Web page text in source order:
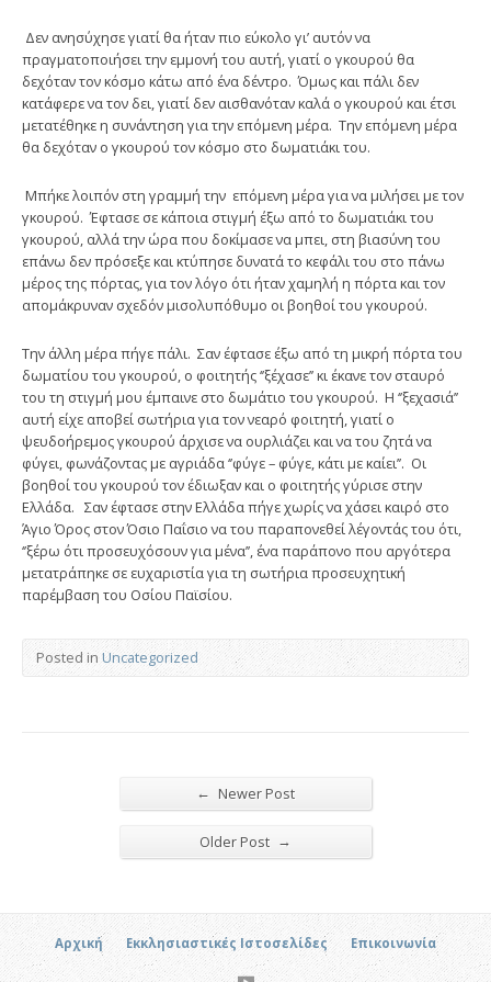
Δεν ανησύχησε γιατί θα ήταν πιο εύκολο γι’ αυτόν να
πραγματοποιήσει την εμμονή του αυτή, γιατί ο γκουρού θα
δεχόταν τον κόσμο κάτω από ένα δέντρο. Όμως και πάλι δεν
κατάφερε να τον δει, γιατί δεν αισθανόταν καλά ο γκουρού και έτσι
μετατέθηκε η συνάντηση για την επόμενη μέρα. Την επόμενη μέρα
θα δεχόταν ο γκουρού τον κόσμο στο δωματιάκι του.
Μπήκε λοιπόν στη γραμμή την επόμενη μέρα για να μιλήσει με τον
γκουρού. Έφτασε σε κάποια στιγμή έξω από το δωματιάκι του
γκουρού, αλλά την ώρα που δοκίμασε να μπει, στη βιασύνη του
επάνω δεν πρόσεξε και κτύπησε δυνατά το κεφάλι του στο πάνω
μέρος της πόρτας, για τον λόγο ότι ήταν χαμηλή η πόρτα και τον
απομάκρυναν σχεδόν μισολυπόθυμο οι βοηθοί του γκουρού.
Την άλλη μέρα πήγε πάλι. Σαν έφτασε έξω από τη μικρή πόρτα του
δωματίου του γκουρού, ο φοιτητής ‘’ξέχασε’’ κι έκανε τον σταυρό
του τη στιγμή μου έμπαινε στο δωμάτιο του γκουρού. Η ‘’ξεχασιά’’
αυτή είχε αποβεί σωτήρια για τον νεαρό φοιτητή, γιατί ο
ψευδοήρεμος γκουρού άρχισε να ουρλιάζει και να του ζητά να
φύγει, φωνάζοντας με αγριάδα ‘’φύγε – φύγε, κάτι με καίει’’. Οι
βοηθοί του γκουρού τον έδιωξαν και ο φοιτητής γύρισε στην
Ελλάδα. Σαν έφτασε στην Ελλάδα πήγε χωρίς να χάσει καιρό στο
Άγιο Όρος στον Όσιο Παΐσιο να του παραπονεθεί λέγοντάς του ότι,
‘’ξέρω ότι προσευχόσουν για μένα’’, ένα παράπονο που αργότερα
μετατράπηκε σε ευχαριστία για τη σωτήρια προσευχητική
παρέμβαση του Οσίου Παϊσίου.
Posted in Uncategorized
← Newer Post
Older Post →
Αρχική Εκκλησιαστικές Ιστοσελίδες Επικοινωνία